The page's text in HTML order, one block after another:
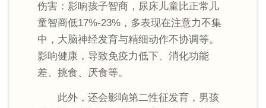
伤害：影响孩子智商，尿床儿童比正常儿
童智商低17%-23%，多表现在注意力不集
中，大脑神经发育与精细动作不协调等。
影响健康，导致免疫力低下、消化功能
差、挑食、厌食等。
此外，还会影响第二性征发育，男孩